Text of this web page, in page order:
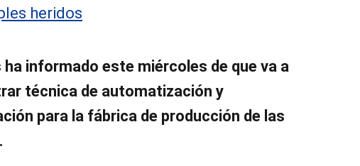
heridos
ha informado este miércoles de que va a
técnica de automatización y
para la fábrica de producción de las